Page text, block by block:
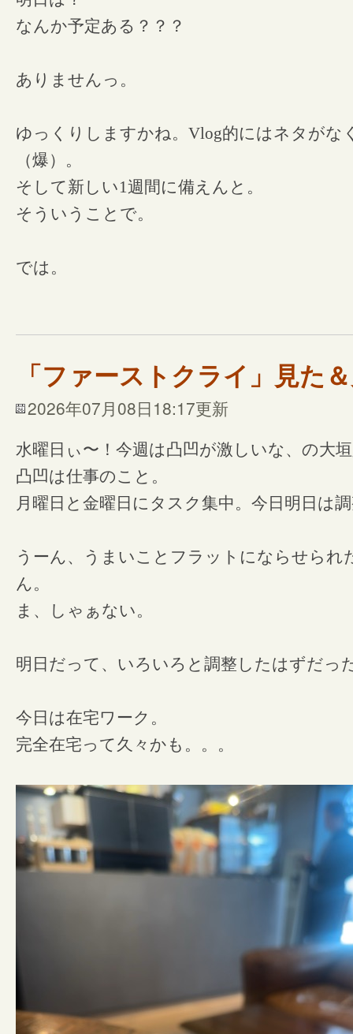
なんか予定ある？？？
ありませんっ。
ゆっくりしますかね。Vlog的にはネタがな
（爆）。
そして新しい1週間に備えんと。
そういうことで。
では。
「ファーストクライ」見た
2026年07月08日18:17更新
水曜日ぃ〜！今週は凸凹が激しいな、の大
凸凹は仕事のこと。
月曜日と金曜日にタスク集中。今日明日は
うーん、うまいことフラットにならせられ
ん。
ま、しゃぁない。
明日だって、いろいろと調整したはずだっ
今日は在宅ワーク。
完全在宅って久々かも。。。